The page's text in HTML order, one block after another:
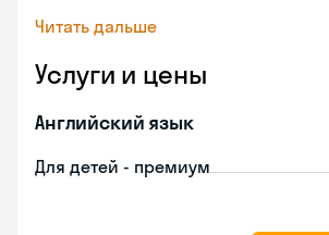
Читать дальше
Услуги и цены
Английский язык
Для детей - премиум